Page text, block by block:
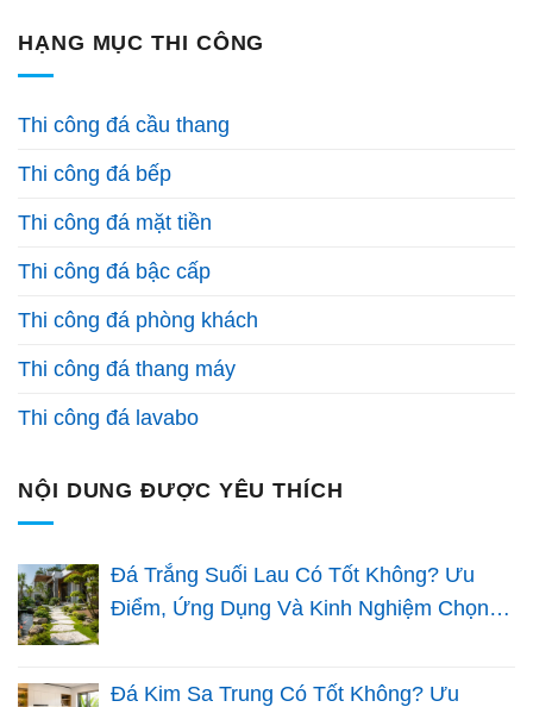
HẠNG MỤC THI CÔNG
Thi công đá cầu thang
Thi công đá bếp
Thi công đá mặt tiền
Thi công đá bậc cấp
Thi công đá phòng khách
Thi công đá thang máy
Thi công đá lavabo
NỘI DUNG ĐƯỢC YÊU THÍCH
Đá Trắng Suối Lau Có Tốt Không? Ưu
Điểm, Ứng Dụng Và Kinh Nghiệm Chọn
Đá Kim Sa Trung Có Tốt Không? Ưu